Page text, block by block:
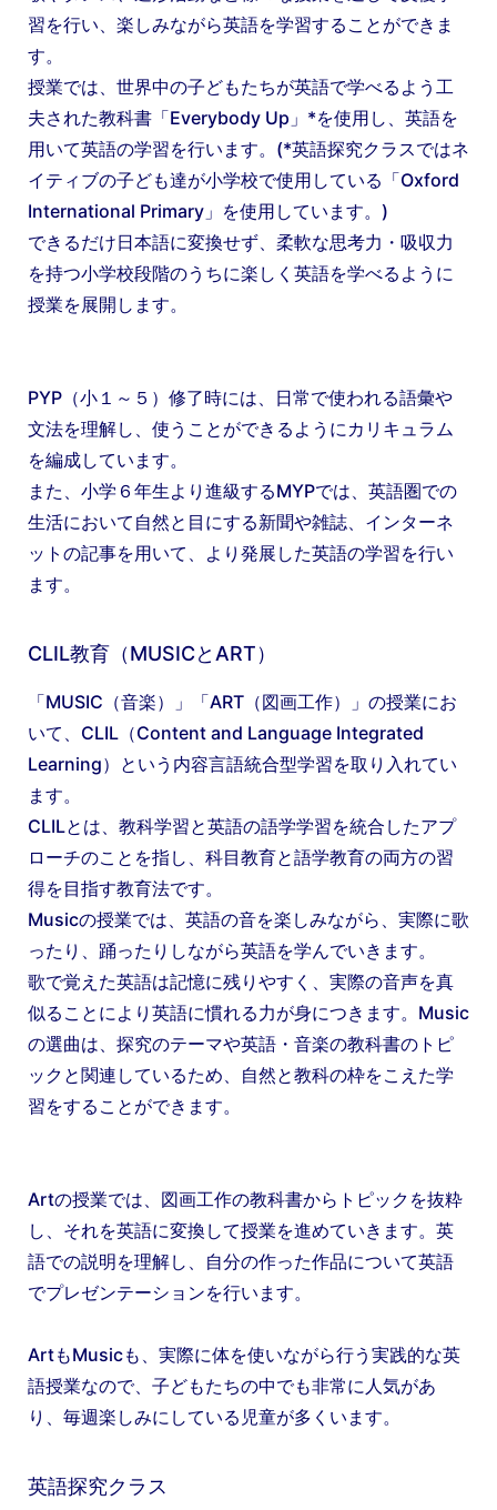
習を行い、楽しみながら英語を学習することができま
す。
授業では、世界中の子どもたちが英語で学べるよう工
夫された教科書「Everybody Up」*を使用し、英語を
用いて英語の学習を行います。(*英語探究クラスではネ
イティブの子ども達が小学校で使用している「Oxford
International Primary」を使用しています。)
できるだけ日本語に変換せず、柔軟な思考力・吸収力
を持つ小学校段階のうちに楽しく英語を学べるように
授業を展開します。
PYP（小１～５）修了時には、日常で使われる語彙や
文法を理解し、使うことができるようにカリキュラム
を編成しています。
また、小学６年生より進級するMYPでは、英語圏での
生活において自然と目にする新聞や雑誌、インターネ
ットの記事を用いて、より発展した英語の学習を行い
ます。
CLIL教育（MUSICとART）
「MUSIC（音楽）」「ART（図画工作）」の授業にお
いて、CLIL（Content and Language Integrated
Learning）という内容言語統合型学習を取り入れてい
ます。
CLILとは、教科学習と英語の語学学習を統合したアプ
ローチのことを指し、科目教育と語学教育の両方の習
得を目指す教育法です。
Musicの授業では、英語の音を楽しみながら、実際に歌
ったり、踊ったりしながら英語を学んでいきます。
歌で覚えた英語は記憶に残りやすく、実際の音声を真
似ることにより英語に慣れる力が身につきます。Music
の選曲は、探究のテーマや英語・音楽の教科書のトピ
ックと関連しているため、自然と教科の枠をこえた学
習をすることができます。
Artの授業では、図画工作の教科書からトピックを抜粋
し、それを英語に変換して授業を進めていきます。英
語での説明を理解し、自分の作った作品について英語
でプレゼンテーションを行います。
ArtもMusicも、実際に体を使いながら行う実践的な英
語授業なので、子どもたちの中でも非常に人気があ
り、毎週楽しみにしている児童が多くいます。
英語探究クラス